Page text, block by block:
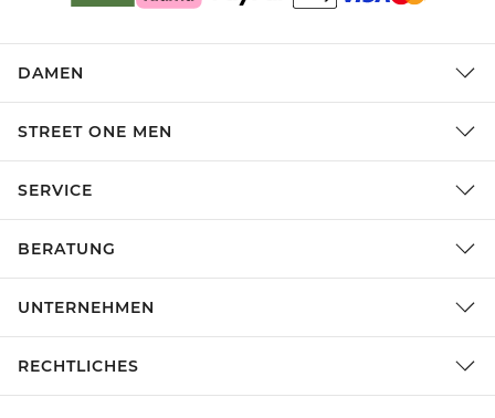
DAMEN
STREET ONE MEN
SERVICE
BERATUNG
UNTERNEHMEN
RECHTLICHES